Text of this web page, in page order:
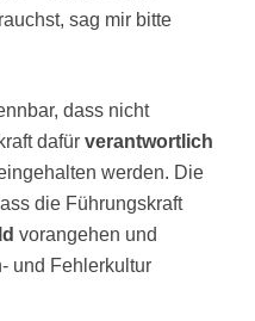
sag mir bitte
dass nicht
dafür verantwortlich
werden. Die
die Führungskraft
vorangehen und
und Fehlerkultur